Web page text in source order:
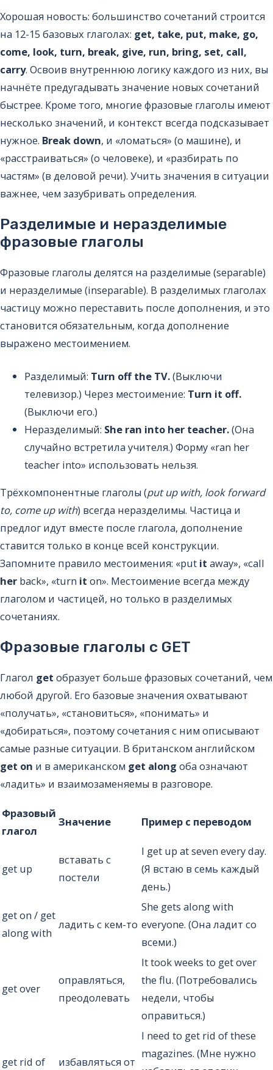
Хорошая новость: большинство сочетаний строится
на 12-15 базовых глаголах: get, take, put, make, go,
come, look, turn, break, give, run, bring, set, call,
carry. Освоив внутреннюю логику каждого из них, вы
начнёте предугадывать значение новых сочетаний
быстрее. Кроме того, многие фразовые глаголы имеют
несколько значений, и контекст всегда подсказывает
нужное. Break down, и «ломаться» (о машине), и
«расстраиваться» (о человеке), и «разбирать по
частям» (в деловой речи). Учить значения в ситуации
важнее, чем зазубривать определения.
Разделимые и неразделимые
фразовые глаголы
Фразовые глаголы делятся на разделимые (separable)
и неразделимые (inseparable). В разделимых глаголах
частицу можно переставить после дополнения, и это
становится обязательным, когда дополнение
выражено местоимением.
Разделимый: Turn off the TV.(Выключи
телевизор.) Через местоимение: Turn it off.
(Выключи его.)
Неразделимый: She ran into her teacher.(Она
случайно встретила учителя.) Форму «ran her
teacher into» использовать нельзя.
Трёхкомпонентные глаголы (put up with, look forward
to, come up with) всегда неразделимы. Частица и
предлог идут вместе после глагола, дополнение
ставится только в конце всей конструкции.
Запомните правило местоимения: «put it away», «call
her back», «turn it on». Местоимение всегда между
глаголом и частицей, но только в разделимых
сочетаниях.
Фразовые глаголы с GET
Глагол get образует больше фразовых сочетаний, чем
любой другой. Его базовые значения охватывают
«получать», «становиться», «понимать» и
«добираться», поэтому сочетания с ним описывают
самые разные ситуации. В британском английском
get on и в американском get along оба означают
«ладить» и взаимозаменяемы в разговоре.
Фразовый
глагол
Значение Пример с переводом
get up
вставать с
постели
I get up at seven every day.
(Я встаю в семь каждый
день.)
get on / get
along with
ладить с кем-то
She gets along with
everyone. (Она ладит со
всеми.)
get over
оправляться,
преодолевать
It took weeks to get over
the flu. (Потребовались
недели, чтобы
оправиться.)
get rid of избавляться от
I need to get rid of these
magazines. (Мне нужно